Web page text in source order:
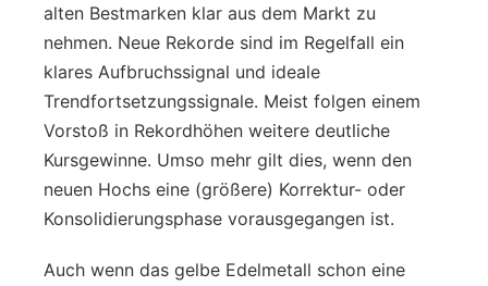
alten Bestmarken klar aus dem Markt zu
nehmen. Neue Rekorde sind im Regelfall ein
klares Aufbruchssignal und ideale
Trendfortsetzungssignale. Meist folgen einem
Vorstoß in Rekordhöhen weitere deutliche
Kursgewinne. Umso mehr gilt dies, wenn den
neuen Hochs eine (größere) Korrektur- oder
Konsolidierungsphase vorausgegangen ist.
Auch wenn das gelbe Edelmetall schon eine